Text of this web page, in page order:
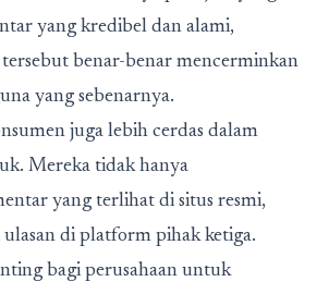
yang kredibel dan alami,
benar-benar mencerminkan
yang sebenarnya.
juga lebih cerdas dalam
Mereka tidak hanya
yang terlihat di situs resmi,
di platform pihak ketiga.
bagi perusahaan untuk